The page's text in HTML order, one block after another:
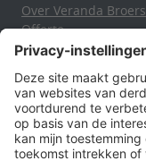
Over Veranda Broers
Offerte
Contact en route
Privacyverklaring
Openingstijden